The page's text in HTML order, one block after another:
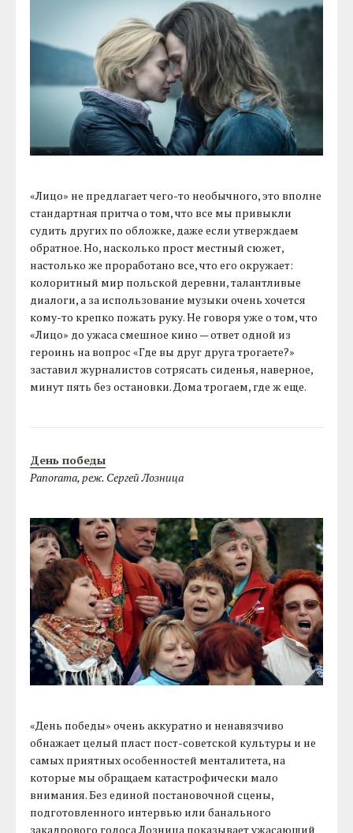
«Лицо» не предлагает чего-то необычного, это вполне
стандартная притча о том, что все мы привыкли
судить других по обложке, даже если утверждаем
обратное. Но, насколько прост местный сюжет,
настолько же проработано все, что его окружает:
колоритный мир польской деревни, талантливые
диалоги, а за использование музыки очень хочется
кому-то крепко пожать руку. Не говоря уже о том, что
«Лицо» до ужаса смешное кино — ответ одной из
героинь на вопрос «Где вы друг друга трогаете?»
заставил журналистов сотрясать сиденья, наверное,
минут пять без остановки. Дома трогаем, где ж еще.
День победы
Panorama, реж. Сергей Лозница
«День победы» очень аккуратно и ненавязчиво
обнажает целый пласт пост-советской культуры и не
самых приятных особенностей менталитета, на
которые мы обращаем катастрофически мало
внимания. Без единой постановочной сцены,
подготовленного интервью или банального
закадрового голоса Лозница показывает ужасающий